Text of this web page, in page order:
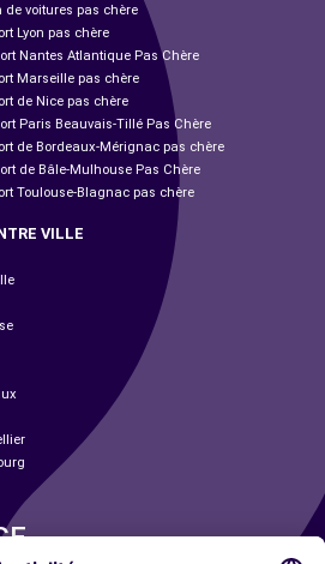
de voitures pas chère
Lyon pas chère
Nantes Atlantique Pas Chère
Marseille pas chère
de Nice pas chère
Paris Beauvais-Tillé Pas Chère
de Bordeaux-Mérignac pas chère
de Bâle-Mulhouse Pas Chère
Toulouse-Blagnac pas chère
VILLE